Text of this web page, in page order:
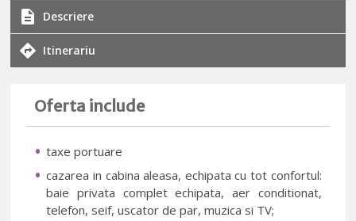
Descriere
Itinerariu
Oferta include
taxe portuare
cazarea in cabina aleasa, echipata cu tot confortul:
baie privata complet echipata, aer conditionat,
telefon, seif, uscator de par, muzica si TV;